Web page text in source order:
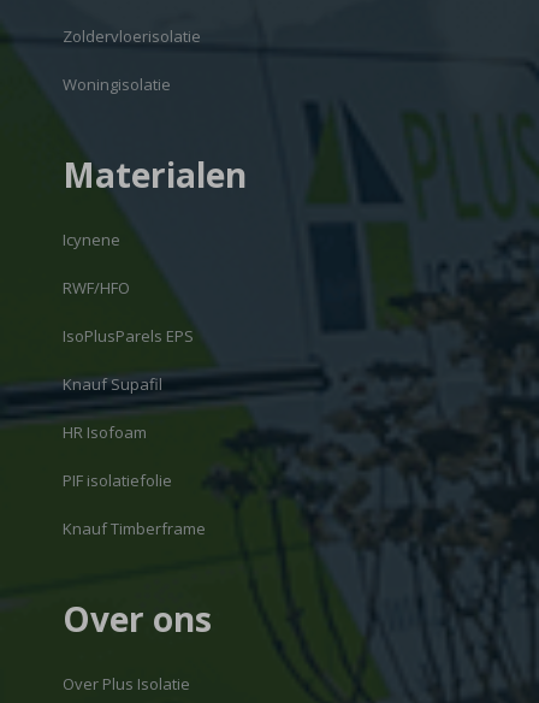
Zoldervloerisolatie
Woningisolatie
Materialen
Icynene
RWF/HFO
IsoPlusParels EPS
Knauf Supafil
HR Isofoam
PIF isolatiefolie
Knauf Timberframe
Over ons
Over Plus Isolatie